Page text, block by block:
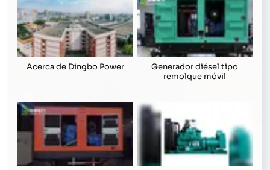
Acerca de Dingbo Power
Generador diésel tipo
remolque móvil